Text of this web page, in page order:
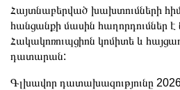
Հայտնաբերված խախտումների
հանցանքի մասին հաղորդումներ է
Հակակոռուպցիոն կոմիտե և
դատարան:
Գլխավոր դատախազությունը